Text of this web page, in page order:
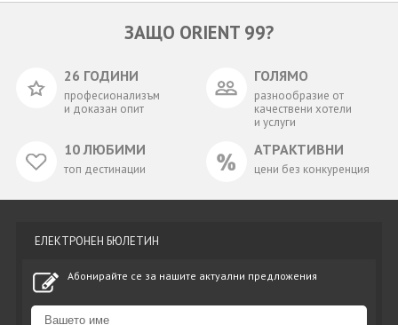
ЗАЩО ORIENT 99?
26 ГОДИНИ
професионализъм
и доказан опит
ГОЛЯМО
разнообразие от
качествени хотели
и услуги
10 ЛЮБИМИ
топ дестинации
АТРАКТИВНИ
цени без конкуренция
ЕЛЕКТРОНЕН БЮЛЕТИН
Абонирайте се за нашите актуални предложения